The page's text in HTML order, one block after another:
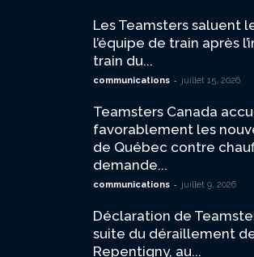
Les Teamsters saluent
l’équipe de train après
train du...
communications - juillet 15, 2026
Teamsters Canada
favorablement les
de Québec contre
demande...
communications - juillet 9, 2026
Déclaration de
suite du déraillement
Repentigny, au...